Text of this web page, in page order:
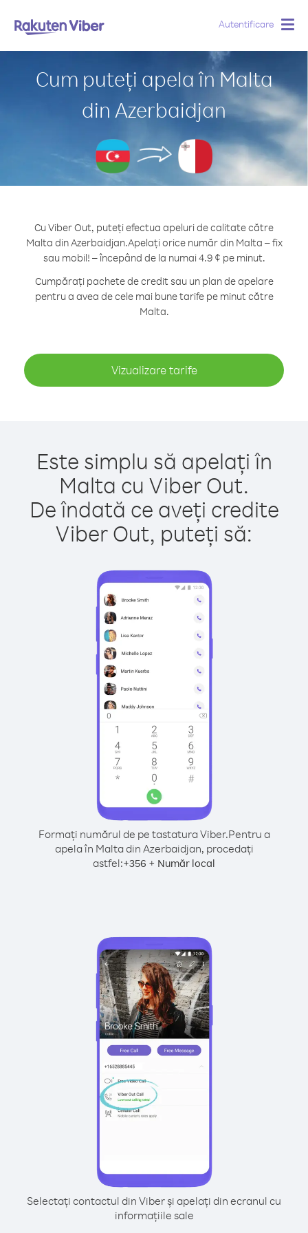
Autentificare
Cum puteți apela în Malta
din Azerbaidjan
Cu Viber Out, puteți efectua apeluri de calitate către
Malta din Azerbaidjan.Apelați orice număr din Malta – fix
sau mobil! – începând de la numai 4.9 ¢ pe minut.
Cumpărați pachete de credit sau un plan de apelare
pentru a avea de cele mai bune tarife pe minut către
Malta.
Vizualizare tarife
Este simplu să apelați în
Malta cu Viber Out.
De îndată ce aveți credite
Viber Out, puteți să:
Formați numărul de pe tastatura Viber.Pentru a
apela în Malta din Azerbaidjan, procedați
astfel:+356 + Număr local
Selectați contactul din Viber și apelați din ecranul cu
informațiile sale